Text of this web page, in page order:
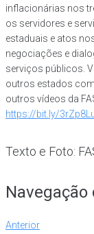
inflacionárias nos
os servidores e
estaduais e atos
negociações e
serviços públicos.
outros estados
outros vídeos da
https://bit.ly/
Texto e Foto:
Navegação
Anterior